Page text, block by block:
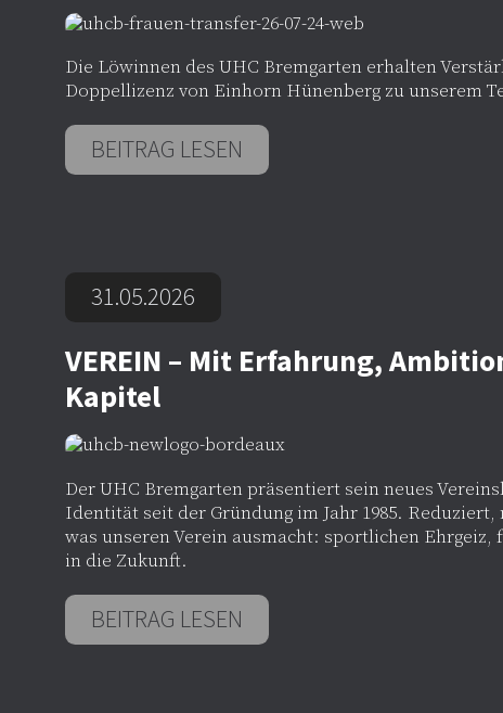
Die Löwinnen des UHC Bremgarten erhalten
Doppellizenz von Einhorn Hünenberg zu unserem
BEITRAG LESEN
31.05.2026
VEREIN – Mit Erfahrung,
Kapitel
Der UHC Bremgarten präsentiert sein neues
Identität seit der Gründung im Jahr 1985.
was unseren Verein ausmacht: sportlichen
in die Zukunft.
BEITRAG LESEN